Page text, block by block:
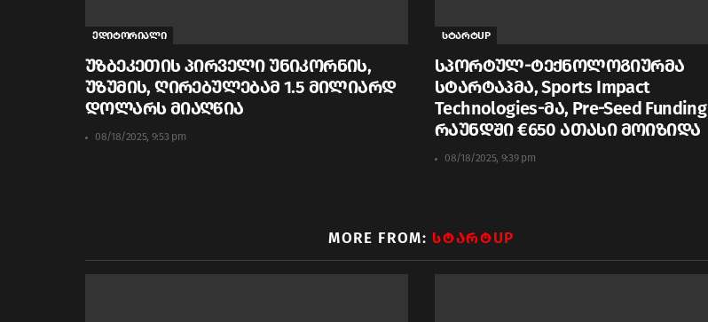
ედიტორიალი
უზბეკეთის პირველი უნიკორნის,
უზუმის, ღირებულებამ 1.5 მილიარდ
დოლარს მიაღწია
08/18/2025, 9:53 pm
სტარტUP
სპორტულ-ტექნოლოგიურმა
სტარტაპმა, Sports Impact
Technologies-მა, Pre-Seed Funding
რაუნდში €650 ათასი მოიზიდა
08/18/2025, 9:39 pm
MORE FROM: ᲡᲢᲐᲠᲢUP